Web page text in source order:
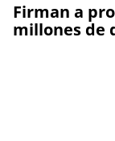
Firman a
millones de